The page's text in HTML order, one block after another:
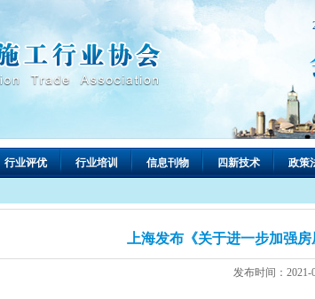
行业评优 行业培训 信息刊物 四新技术 政策
上海发布《关于进一步加强
发布时间：